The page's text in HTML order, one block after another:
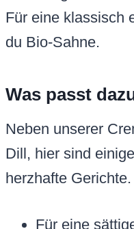
Für eine klassisch
du Bio-Sahne.
Was passt
Neben unserer
Dill, hier sind
herzhafte Gerichte.
Für eine